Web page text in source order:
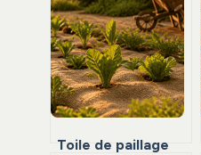
Toile de paillage